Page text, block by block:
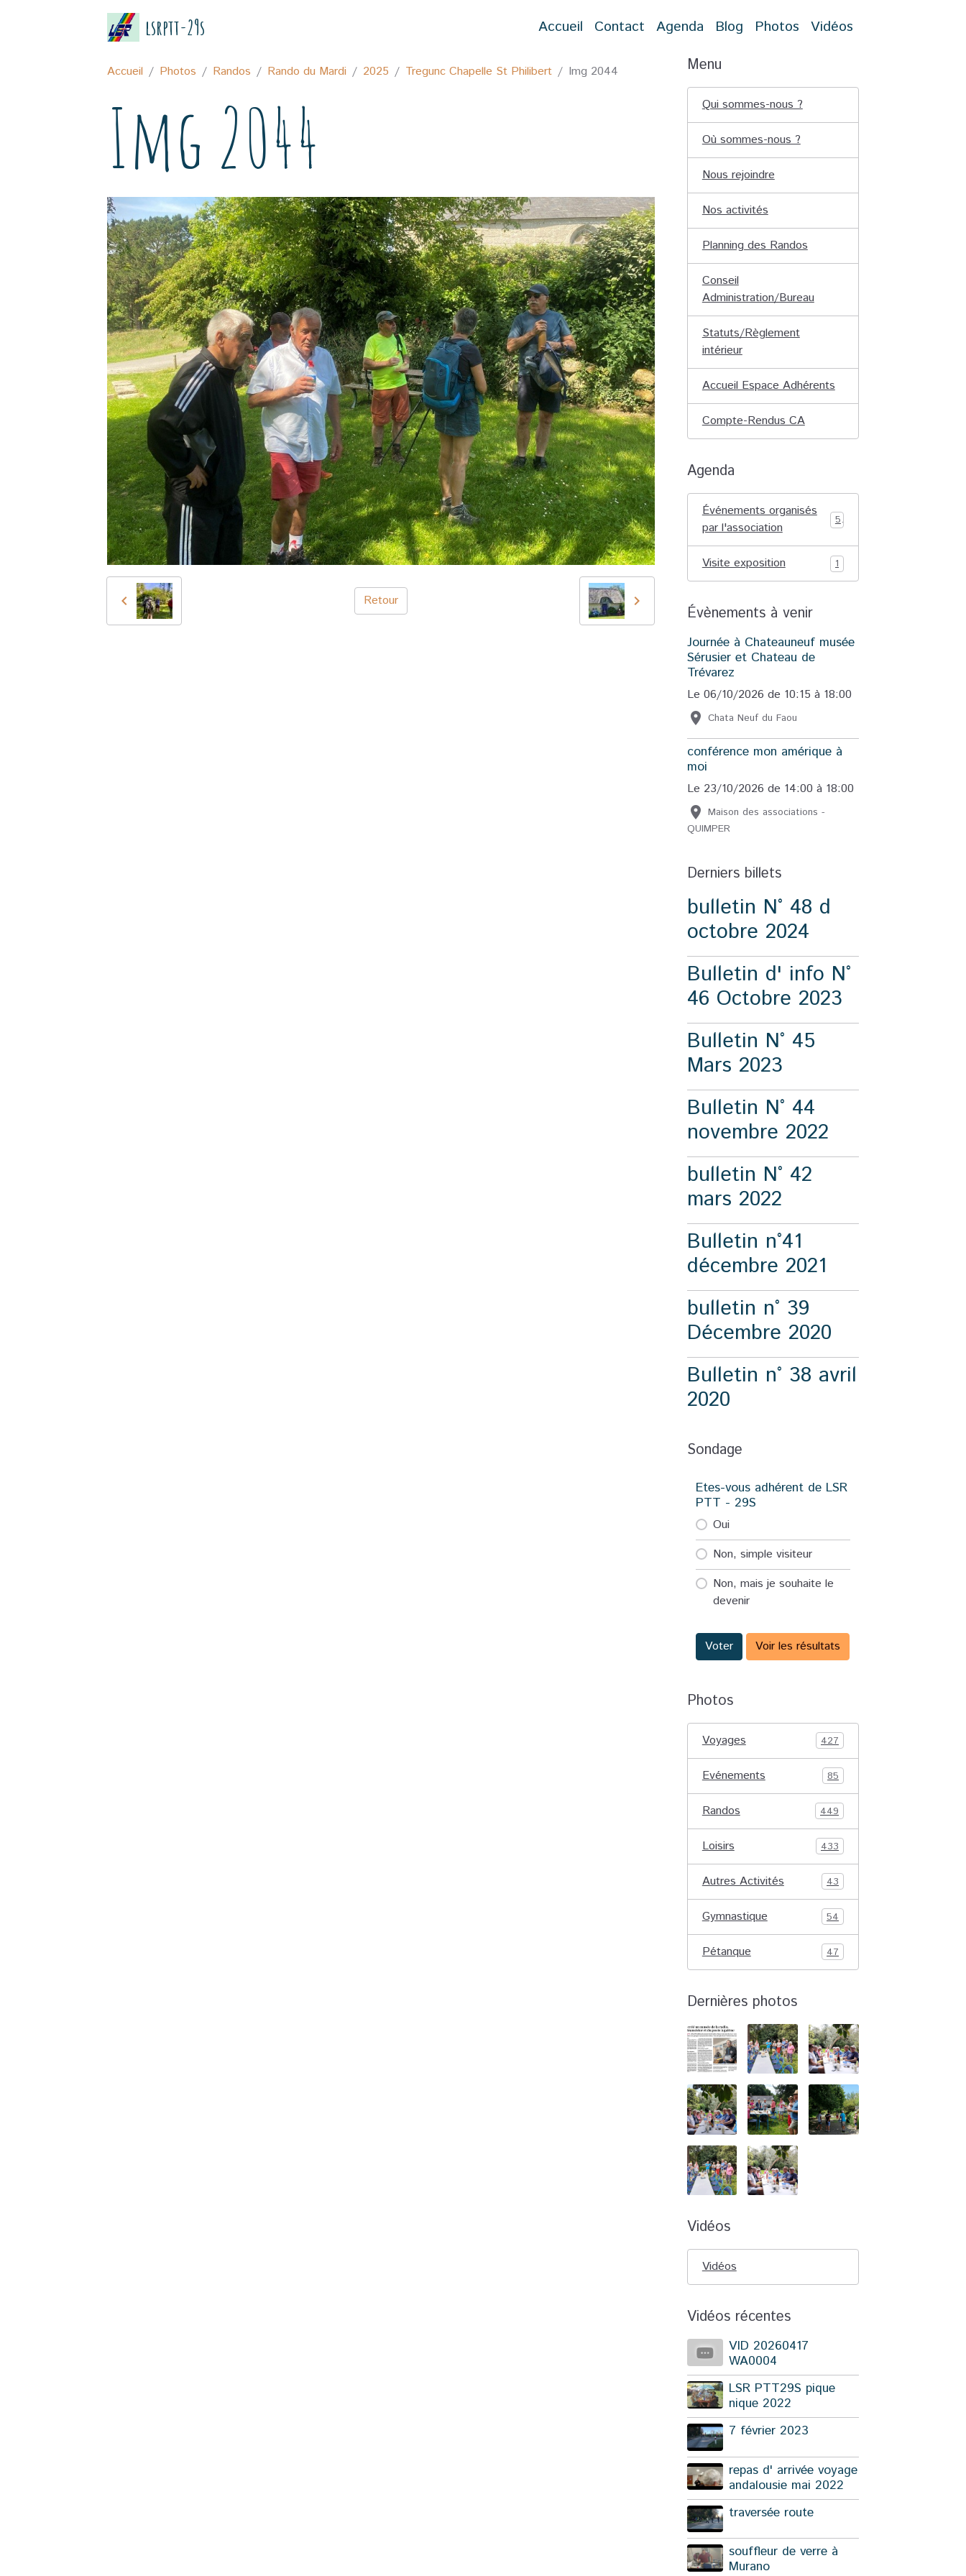
lsrptt-29s Accueil Contact Agenda Blog Photos Vidéos
Accueil Photos Randos Rando du Mardi 2025 Tregunc Chapelle St Philibert Img 2044
Img 2044
Retour
Menu
Qui sommes-nous ?
Où sommes-nous ?
Nous rejoindre
Nos activités
Planning des Randos
Conseil
Administration/Bureau
Statuts/Règlement
intérieur
Accueil Espace Adhérents
Compte-Rendus CA
Agenda
Événements organisés
par l'association
5
Visite exposition 1
Évènements à venir
Journée à Chateauneuf musée
Sérusier et Chateau de
Trévarez
Le 06/10/2026 de 10:15 à 18:00
Chata Neuf du Faou
conférence mon amérique à
moi
Le 23/10/2026 de 14:00 à 18:00
Maison des associations -
QUIMPER
Derniers billets
bulletin N° 48 d
octobre 2024
Bulletin d' info N°
46 Octobre 2023
Bulletin N° 45
Mars 2023
Bulletin N° 44
novembre 2022
bulletin N° 42
mars 2022
Bulletin n°41
décembre 2021
bulletin n° 39
Décembre 2020
Bulletin n° 38 avril
2020
Sondage
Etes-vous adhérent de LSR
PTT - 29S
Oui
Non, simple visiteur
Non, mais je souhaite le
devenir
Voter Voir les résultats
Photos
Voyages 427
Evénements 85
Randos 449
Loisirs 433
Autres Activités 43
Gymnastique 54
Pétanque 47
Dernières photos
Vidéos
Vidéos
Vidéos récentes
VID 20260417
WA0004
LSR PTT29S pique
nique 2022
7 février 2023
repas d' arrivée voyage
andalousie mai 2022
traversée route
souffleur de verre à
Murano